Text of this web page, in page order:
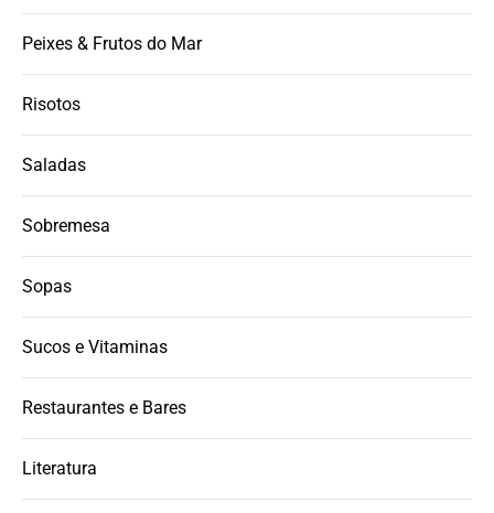
Peixes & Frutos do Mar
Risotos
Saladas
Sobremesa
Sopas
Sucos e Vitaminas
Restaurantes e Bares
Literatura